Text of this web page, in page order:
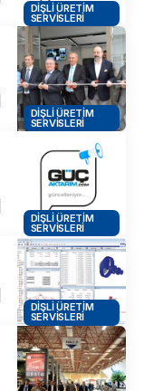
DIŞLI ÜRETIM
SERVISLERI
DIŞLI ÜRETIM
SERVISLERI
DIŞLI ÜRETIM
SERVISLERI
DIŞLI ÜRETIM
SERVISLERI